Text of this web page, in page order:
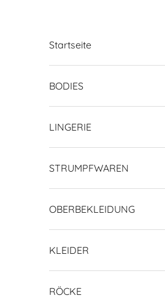
Startseite
BODIES
LINGERIE
STRUMPFWAREN
OBERBEKLEIDUNG
KLEIDER
RÖCKE